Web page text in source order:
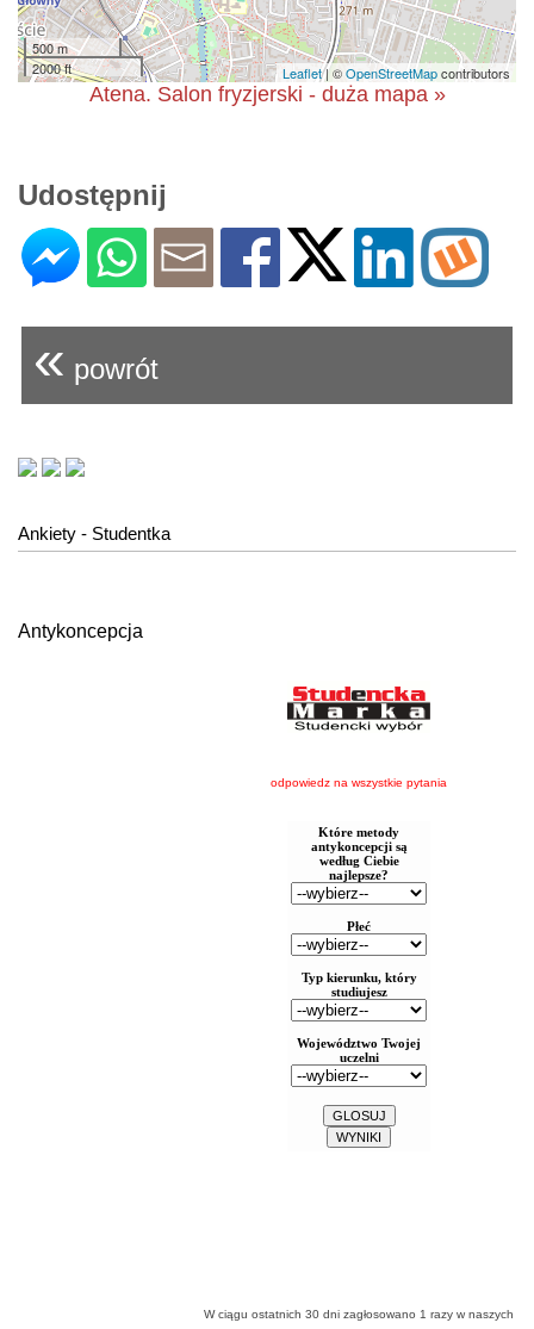
500 m
2000 ft
Leaflet| ©OpenStreetMapcontributors
Atena. Salon fryzjerski - duża mapa »
Udostępnij
« powrót
Ankiety - Studentka
Antykoncepcja
odpowiedz na wszystkie pytania
W ciągu ostatnich 30 dni zagłosowano 1 razy w naszych